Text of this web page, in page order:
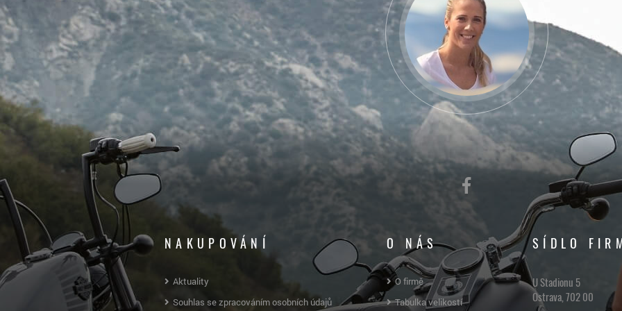
NAKUPOVÁNÍ
Aktuality
Souhlas se zpracováním osobních údajů
O NÁS
O firmě
Tabulka velikostí
SÍDLO
U Stadionu 5
Ostrava, 702 00